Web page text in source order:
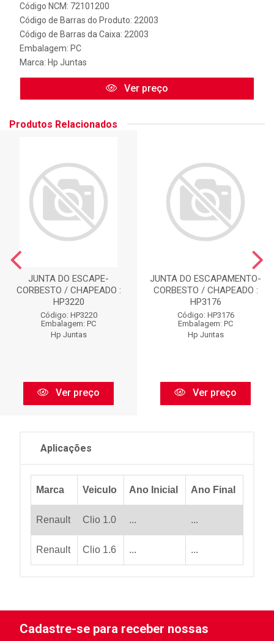
Código NCM: 72101200
Código de Barras do Produto: 22003
Código de Barras da Caixa: 22003
Embalagem: PC
Marca: Hp Juntas
Ver preço
Produtos Relacionados
JUNTA DO ESCAPE-
CORBESTO / CHAPEADO :
HP3220
Código: HP3220
Embalagem: PC
Hp Juntas
Ver preço
JUNTA DO ESCAPAMENTO-
CORBESTO / CHAPEADO :
HP3176
Código: HP3176
Embalagem: PC
Hp Juntas
Ver preço
Aplicações
Marca Veiculo Ano Inicial Ano Final
Renault Clio 1.0 ... ...
Renault Clio 1.6 ... ...
Cadastre-se para receber nossas